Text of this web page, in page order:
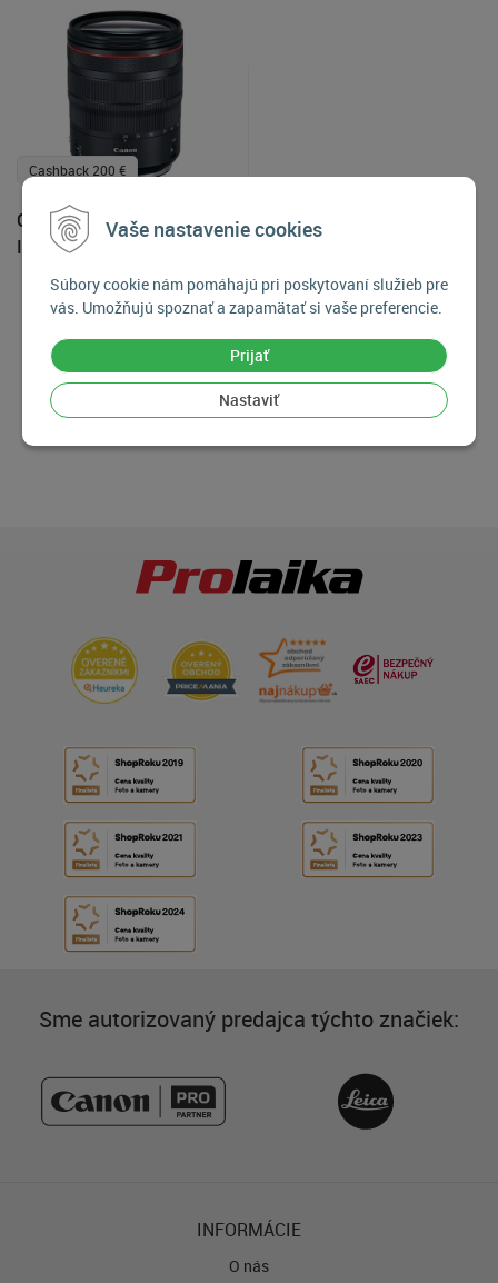
Vaše nastavenie cookies
Súbory cookie nám pomáhajú pri poskytovaní služieb pre
vás. Umožňujú spoznať a zapamätať si vaše preferencie.
Prijať
Nastaviť
Cashback 200 €
Canon RF 24-105mm f/4L
IS USM
1 549€
Skladom posledný kus
Sme autorizovaný predajca týchto značiek:
INFORMÁCIE
O nás